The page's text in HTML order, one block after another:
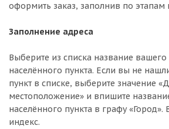
оформить заказ, заполнив по
Заполнение адреса
Выберите из списка название
населённого пункта. Если вы не
пункт в списке, выберите значение
местоположение» и впишите
населённого пункта в графу
индекс.